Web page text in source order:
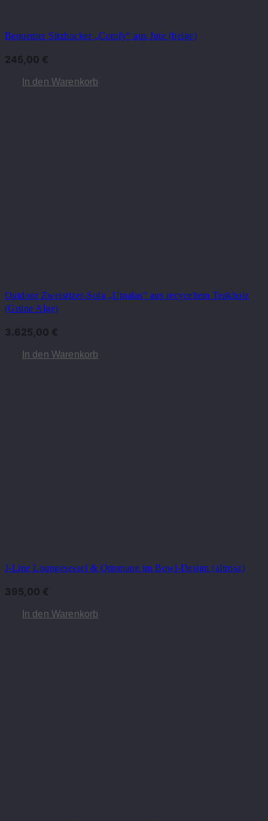
Bequemer Sitzhocker „Comfy“ aus Jute (beige)
245,00 €
In den Warenkorb
Outdoor Zweisitzer-Sofa „Umalas“ aus recyceltem Teakholz
(Grüne Alge)
3.625,00 €
In den Warenkorb
J-Line Loungesessel & Ottomane im Bowl-Design (altrosa)
395,00 €
In den Warenkorb